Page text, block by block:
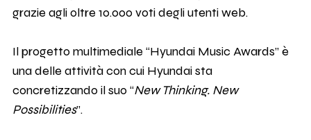
grazie agli oltre 10.000 voti degli utenti web.
Il progetto multimediale “Hyundai Music Awards” è
una delle attività con cui Hyundai sta
concretizzando il suo “New Thinking. New
Possibilities”.